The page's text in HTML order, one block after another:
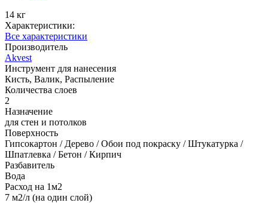
14 кг
Характеристики:
Все характеристики
Производитель
Akvest
Инструмент для нанесения
Кисть, Валик, Распыление
Количества слоев
2
Назначение
для стен и потолков
Поверхность
Гипсокартон / Дерево / Обои под покраску / Штукатурка /
Шпатлевка / Бетон / Кирпич
Разбавитель
Вода
Расход на 1м2
7 м2/л (на один слой)